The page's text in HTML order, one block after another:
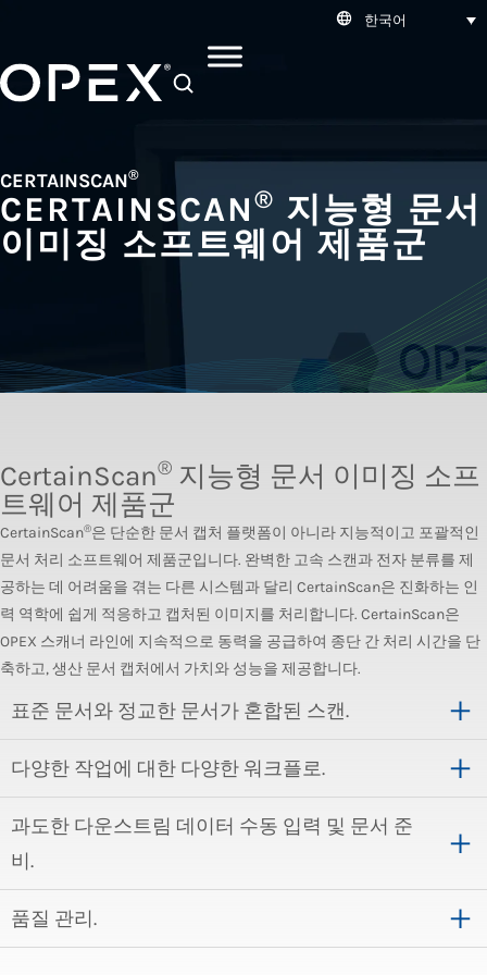
한국어
CERTAINSCAN®
CERTAINSCAN® 지능형 문서
이미징 소프트웨어 제품군
CertainScan® 지능형 문서 이미징 소프
트웨어 제품군
CertainScan®은 단순한 문서 캡처 플랫폼이 아니라 지능적이고 포괄적인
문서 처리 소프트웨어 제품군입니다. 완벽한 고속 스캔과 전자 분류를 제
공하는 데 어려움을 겪는 다른 시스템과 달리 CertainScan은 진화하는 인
력 역학에 쉽게 적응하고 캡처된 이미지를 처리합니다. CertainScan은
OPEX 스캐너 라인에 지속적으로 동력을 공급하여 종단 간 처리 시간을 단
축하고, 생산 문서 캡처에서 가치와 성능을 제공합니다.
표준 문서와 정교한 문서가 혼합된 스캔.
다양한 작업에 대한 다양한 워크플로.
과도한 다운스트림 데이터 수동 입력 및 문서 준
비.
품질 관리.